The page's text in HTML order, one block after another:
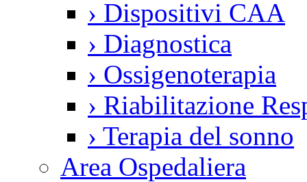
› Dispositivi CAA
› Diagnostica
› Ossigenoterapia
› Riabilitazione
› Terapia del sonno
Area Ospedaliera